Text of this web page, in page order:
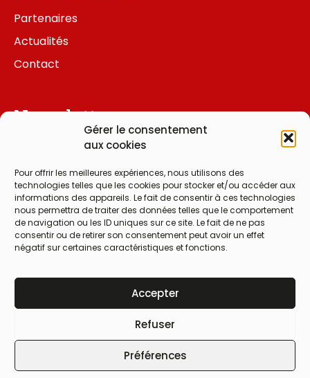
Gérer le consentement
aux cookies
Pour offrir les meilleures expériences, nous utilisons des
technologies telles que les cookies pour stocker et/ou accéder aux
informations des appareils. Le fait de consentir à ces technologies
nous permettra de traiter des données telles que le comportement
de navigation ou les ID uniques sur ce site. Le fait de ne pas
consentir ou de retirer son consentement peut avoir un effet
négatif sur certaines caractéristiques et fonctions.
Accepter
Refuser
Préférences
Partenaires
Actualités
Contact
Newsletter
J'ai lu et j'accepte lapolitique de
confidentialité
Je m'abonne à la newsletter
©Apis33 • Tous droits réservés
Cookies